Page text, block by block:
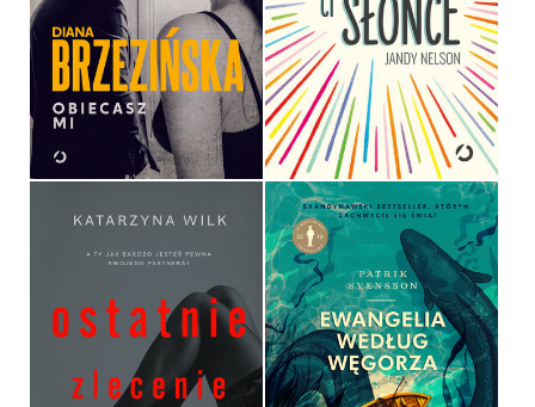
OBIECASZ MI
DIANA BRZEZIŃSKA
OPRAWA MIĘKKA ZE SKRZYDEŁKAMI
39,90 ZŁ
ODDAM CI SŁOŃCE
JANDY NELSON
OPRAWA MIĘKKA ZE SKRZYDEŁKAMI
39,90 ZŁ
OSTATNIE ZLECENIE
KATARZYNA WILK
EWANGELIA WEDŁUG
WĘGORZA
PATRIK SVENSSON